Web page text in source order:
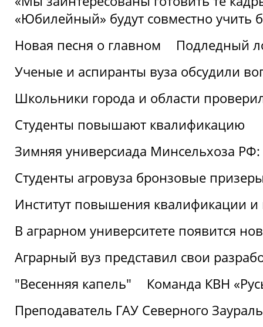
«Юбилейный» будут совместно учить
Новая песня о главном
Подледный
Ученые и аспиранты вуза обсудили
Школьники города и области
Студенты повышают квалификацию
Зимняя универсиада Минсельхоза
Студенты агровуза бронзовые
Институт повышения квалификации и
В аграрном университете появится
Аграрный вуз представил свои
"Весенняя капель"
Команда КВН
Преподаватель ГАУ Северного